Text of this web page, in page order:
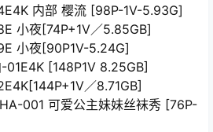
内部 樱流 [98P-1V-5.93G]
小夜[74P+1V／5.85GB]
小夜[90P1V-5.24G]
01E4K [148P1V 8.25GB]
／8.71GB]
001 可爱公主妹妹丝袜秀 [76P-